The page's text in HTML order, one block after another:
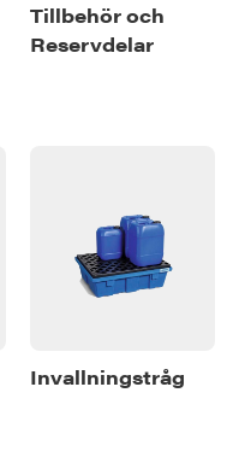
Tillbehör och
Reservdelar
Invallningstråg